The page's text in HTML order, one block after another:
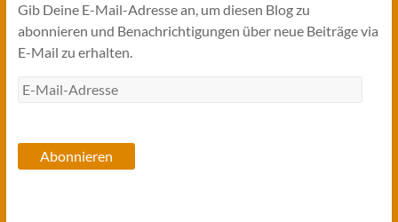
Gib Deine E-Mail-Adresse an, um diesen Blog zu
abonnieren und Benachrichtigungen über neue Beiträge via
E-Mail zu erhalten.
E-
Abonnieren